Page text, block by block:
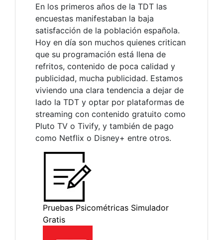
En los primeros años de la TDT las
encuestas manifestaban la baja
satisfacción de la población española.
Hoy en día son muchos quienes critican
que su programación está llena de
refritos, contenido de poca calidad y
publicidad, mucha publicidad. Estamos
viviendo una clara tendencia a dejar de
lado la TDT y optar por plataformas de
streaming con contenido gratuito como
Pluto TV o Tivify, y también de pago
como Netflix o Disney+ entre otros.